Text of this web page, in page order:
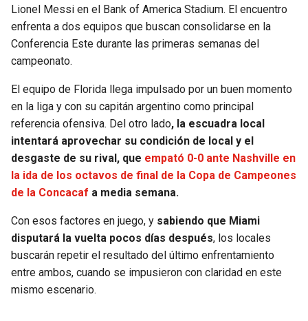
VIKINGS
FALCONS
PANTHERS
SAINTS
BUCCANEERS
THUNDER
TRAIL BLAZERS
JAZZ
Lionel Messi en el Bank of America Stadium. El encuentro
enfrenta a dos equipos que buscan consolidarse en la
Conferencia Este durante las primeras semanas del
campeonato.
El equipo de Florida llega impulsado por un buen momento
en la liga y con su capitán argentino como principal
referencia ofensiva. Del otro lado, la escuadra local
intentará aprovechar su condición de local y el
desgaste de su rival, que empató 0-0 ante Nashville en
la ida de los octavos de final de la Copa de Campeones
de la Concacaf a media semana.
Con esos factores en juego, y sabiendo que Miami
disputará la vuelta pocos días después, los locales
buscarán repetir el resultado del último enfrentamiento
entre ambos, cuando se impusieron con claridad en este
mismo escenario.